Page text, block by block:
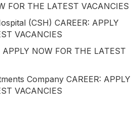
FOR THE LATEST VACANCIES
(CSH) CAREER: APPLY
VACANCIES
NOW FOR THE LATEST
Company CAREER: APPLY
VACANCIES